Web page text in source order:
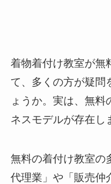
着物着付け教室が無
て、多くの方が疑問
ょうか。実は、無料
ネスモデルが存在し
無料の着付け教室の
代理業」や「販売仲